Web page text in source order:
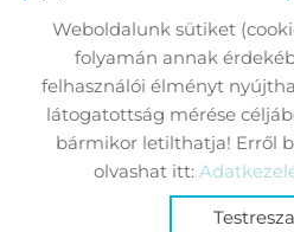
© 2026 - Minden
Oldal információk
Impresszum
Weboldalunk sütiket
folyamán annak
felhasználói élményt
látogatottság mérése
bármikor letilthatja! Erről
olvashat itt: